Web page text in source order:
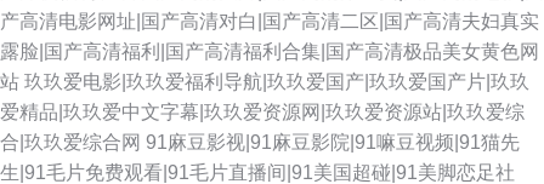
产高清电影网址|国产高清对白|国产高清二区|国产高清夫妇真实
露脸|国产高清福利|国产高清福利合集|国产高清极品美女黄色网
站 玖玖爱电影|玖玖爱福利导航|玖玖爱国产|玖玖爱国产片|玖玖
爱精品|玖玖爱中文字幕|玖玖爱资源网|玖玖爱资源站|玖玖爱综
合|玖玖爱综合网 91麻豆影视|91麻豆影院|91嘛豆视频|91猫先
生|91毛片免费观看|91毛片直播间|91美国超碰|91美脚恋足社